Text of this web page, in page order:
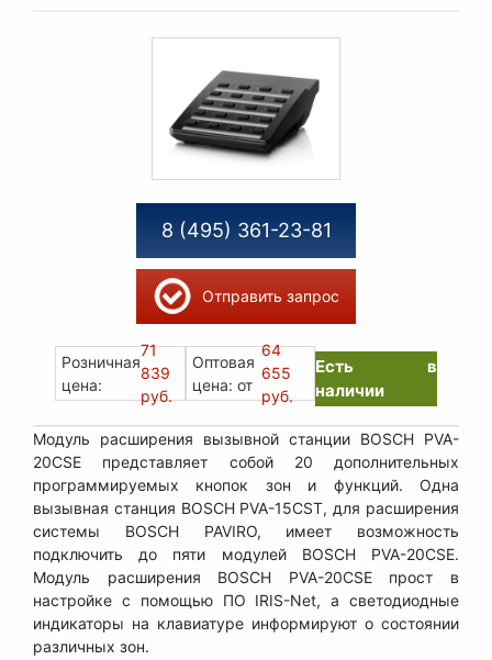
8 (495) 361-23-81
Отправить запрос
Розничная
цена:
71
839
руб.
Оптовая
цена: от
64
655
руб.
Есть в
наличии
Модуль расширения вызывной станции BOSCH PVA-
20CSE представляет собой 20 дополнительных
программируемых кнопок зон и функций. Одна
вызывная станция BOSCH PVA-15CST, для расширения
системы BOSCH PAVIRO, имеет возможность
подключить до пяти модулей BOSCH PVA-20CSE.
Модуль расширения BOSCH PVA-20CSE прост в
настройке с помощью ПО IRIS-Net, а светодиодные
индикаторы на клавиатуре информируют о состоянии
различных зон.